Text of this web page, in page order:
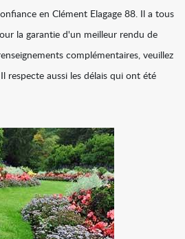
en Clément Elagage 88. Il a tous
la garantie d'un meilleur rendu de
complémentaires, veuillez
respecte aussi les délais qui ont été